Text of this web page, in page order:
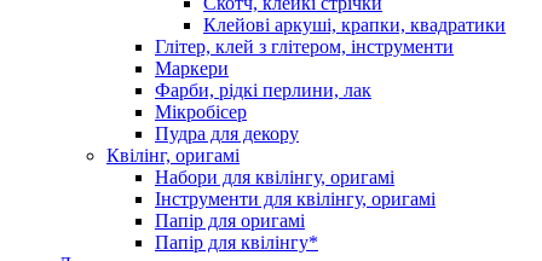
Клейові аркуші, крапки, квадратики
Глітер, клей з глітером, інструменти
Маркери
Фарби, рідкі перлини, лак
Мікробісер
Пудра для декору
Квілінг, оригамі
Набори для квілінгу, оригамі
Інструменти для квілінгу, оригамі
Папір для оригамі
Папір для квілінгу*